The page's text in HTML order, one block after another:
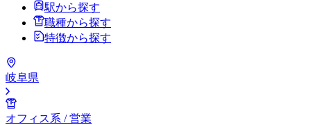
駅から探す
職種から探す
特徴から探す
岐阜県
オフィス系 / 営業